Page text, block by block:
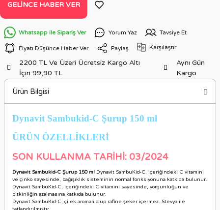
GELINCE HABER VER
Whatsapp ile Sipariş Ver Yorum Yaz Tavsiye Et
Fiyatı Düşünce Haber Ver Paylaş Karşılaştır
2200 TL Ve Üzeri Ücretsiz Kargo Altı
İçin 99,90 TL
Aynı Gün
Kargo
Ürün Bilgisi
Dynavit Sambukid-C Şurup 150 ml
ÜRÜN ÖZELLİKLERİ
SON KULLANMA TARİHİ: 03/2024
Dynavit Sambukid-C Şurup 150 ml Dynavit SambuKid-C, içeriğindeki C vitamini
ve çinko sayesinde, bağışıklık sisteminin normal fonksiyonuna katkıda bulunur.
Dynavit SambuKid-C, içeriğindeki C vitamini sayesinde, yorgunluğun ve
bitkinliğin azalmasına katkıda bulunur.
Dynavit SambuKid-C, çilek aromalı olup rafine şeker içermez. Stevya ile